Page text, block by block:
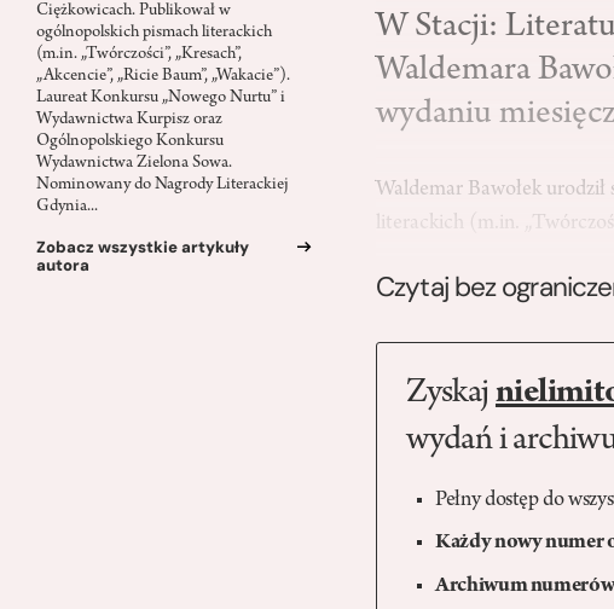
Ciężkowicach. Publikował w
ogólnopolskich pismach literackich
(m.in. „Twórczości”, „Kresach”,
„Akcencie”, „Ricie Baum”, „Wakacie”).
Laureat Konkursu „Nowego Nurtu” i
Wydawnictwa Kurpisz oraz
Ogólnopolskiego Konkursu
Wydawnictwa Zielona Sowa.
Nominowany do Nagrody Literackiej
Gdynia...
Zobacz wszystkie artykuły
autora
W Stacji:
Waldemara
wydaniu
Waldemar Bawołek
literackich (m.in.
Czytaj bez
Zyskaj
wydań i
Pełny dostęp do
Każdy nowy numer
Archiwum numerów